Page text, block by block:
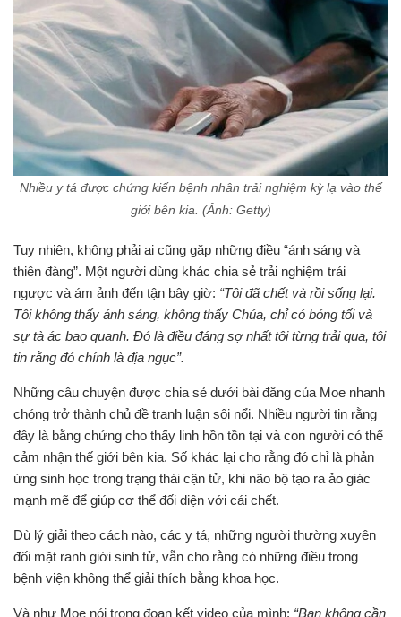
Nhiều y tá được chứng kiến bệnh nhân trải nghiệm kỳ lạ vào thế
giới bên kia. (Ảnh: Getty)
Tuy nhiên, không phải ai cũng gặp những điều “ánh sáng và
thiên đàng”. Một người dùng khác chia sẻ trải nghiệm trái
ngược và ám ảnh đến tận bây giờ: “Tôi đã chết và rồi sống lại.
Tôi không thấy ánh sáng, không thấy Chúa, chỉ có bóng tối và
sự tà ác bao quanh. Đó là điều đáng sợ nhất tôi từng trải qua, tôi
tin rằng đó chính là địa ngục”.
Những câu chuyện được chia sẻ dưới bài đăng của Moe nhanh
chóng trở thành chủ đề tranh luận sôi nổi. Nhiều người tin rằng
đây là bằng chứng cho thấy linh hồn tồn tại và con người có thể
cảm nhận thế giới bên kia. Số khác lại cho rằng đó chỉ là phản
ứng sinh học trong trạng thái cận tử, khi não bộ tạo ra ảo giác
mạnh mẽ để giúp cơ thể đối diện với cái chết.
Dù lý giải theo cách nào, các y tá, những người thường xuyên
đối mặt ranh giới sinh tử, vẫn cho rằng có những điều trong
bệnh viện không thể giải thích bằng khoa học.
Và như Moe nói trong đoạn kết video của mình: “Bạn không cần